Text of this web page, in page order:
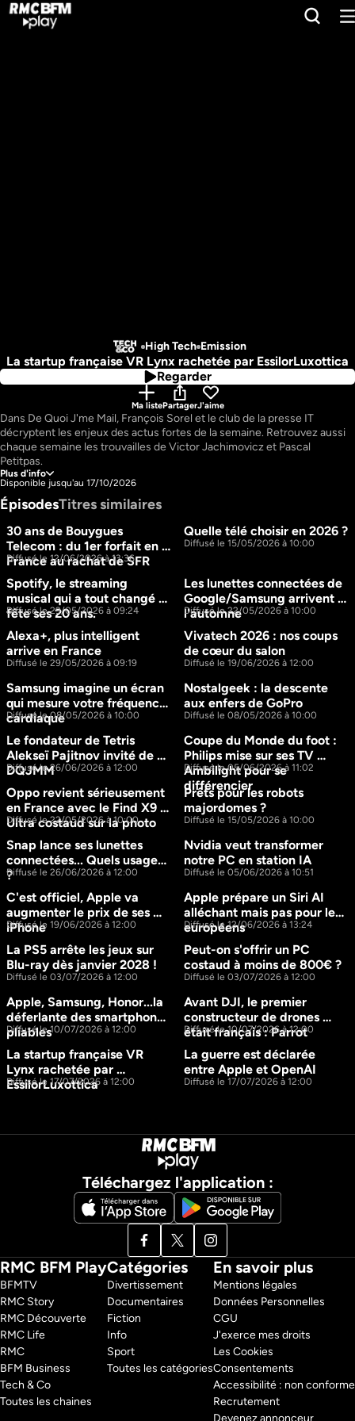
High Tech Emission
La startup française VR Lynx rachetée par EssilorLuxottica
Regarder
Ma listePartagerJ'aime
Dans De Quoi J'me Mail, François Sorel et le club de la presse IT
décryptent les enjeux des actus fortes de la semaine. Retrouvez aussi
chaque semaine les trouvailles de Victor Jachimovicz et Pascal
Petitpas.
Plus d'info
Disponible jusqu'au 17/10/2026
ÉpisodesTitres similaires
30 ans de Bouygues
Telecom : du 1er forfait en
France au rachat de SFR
Diffusé le 12/06/2026 à 13:36
16m
Quelle télé choisir en 2026 ?
Diffusé le 15/05/2026 à 10:00
15m
Spotify, le streaming
musical qui a tout changé
fête ses 20 ans.
Diffusé le 29/05/2026 à 09:24
40m
Les lunettes connectées de
Google/Samsung arrivent à
l'automne
Diffusé le 22/05/2026 à 10:00
Alexa+, plus intelligent
arrive en France
Diffusé le 29/05/2026 à 09:19
33m
Vivatech 2026 : nos coups
de cœur du salon
Diffusé le 19/06/2026 à 12:00
14M
Samsung imagine un écran
qui mesure votre fréquence
cardiaque
Diffusé le 08/05/2026 à 10:00
Nostalgeek : la descente
aux enfers de GoPro
Diffusé le 08/05/2026 à 10:00
15m
Le fondateur de Tetris
Alekseï Pajitnov invité de
DQJMM
Diffusé le 26/06/2026 à 12:00
12m
Coupe du Monde du foot :
Philips mise sur ses TV
Ambilight pour se
différencier
Diffusé le 05/06/2026 à 11:02
15m
Oppo revient sérieusement
en France avec le Find X9
Ultra costaud sur la photo
Diffusé le 22/05/2026 à 10:00
Prêts pour les robots
majordomes ?
Diffusé le 15/05/2026 à 10:00
Snap lance ses lunettes
connectées... Quels usages
?
Diffusé le 26/06/2026 à 12:00
Nvidia veut transformer
notre PC en station IA
Diffusé le 05/06/2026 à 10:51
C'est officiel, Apple va
augmenter le prix de ses
iPhone
Diffusé le 19/06/2026 à 12:00
36m
Apple prépare un Siri AI
alléchant mais pas pour les
européens
Diffusé le 12/06/2026 à 13:24
39m
La PS5 arrête les jeux sur
Blu-ray dès janvier 2028 !
Diffusé le 03/07/2026 à 12:00
13m
Peut-on s'offrir un PC
costaud à moins de 800€ ?
Diffusé le 03/07/2026 à 12:00
38m
Apple, Samsung, Honor...la
déferlante des smartphones
pliables
Diffusé le 10/07/2026 à 12:00
Avant DJI, le premier
constructeur de drones
était français : Parrot
Diffusé le 10/07/2026 à 12:00
La startup française VR
Lynx rachetée par
EssilorLuxottica
Diffusé le 17/07/2026 à 12:00
La guerre est déclarée
entre Apple et OpenAI
Diffusé le 17/07/2026 à 12:00
Téléchargez l'application :
RMC BFM Play
BFMTV
RMC Story
RMC Découverte
RMC Life
RMC
BFM Business
Tech & Co
Toutes les chaines
Catégories
Divertissement
Documentaires
Fiction
Info
Sport
Toutes les catégories
En savoir plus
Mentions légales
Données Personnelles
CGU
J'exerce mes droits
Les Cookies
Consentements
Accessibilité : non conforme
Recrutement
Devenez annonceur